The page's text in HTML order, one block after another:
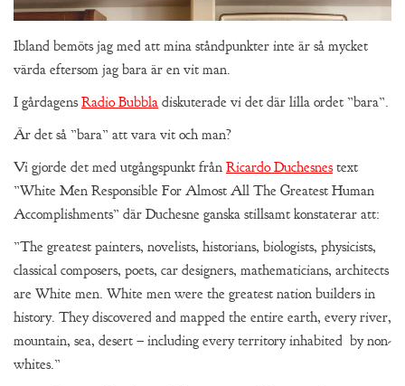
Ibland bemöts jag med att mina ståndpunkter inte är så mycket
värda eftersom jag bara är en vit man.
I gårdagensRadio Bubbla diskuterade vi det där lilla ordet ”bara”.
Är det så ”bara” att vara vit och man?
Vi gjorde det med utgångspunkt från Ricardo Duchesnestext
”White Men Responsible For Almost All The Greatest Human
Accomplishments” där Duchesne ganska stillsamt konstaterar att:
”The greatest painters, novelists, historians, biologists, physicists,
classical composers, poets, car designers, mathematicians, architects
are White men. White men were the greatest nation builders in
history. They discovered and mapped the entire earth, every river,
mountain, sea, desert – including every territory inhabited by non-
whites.”